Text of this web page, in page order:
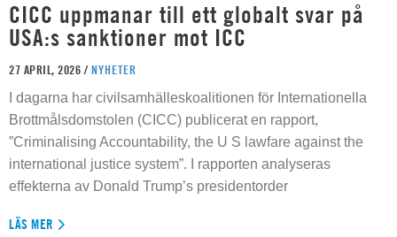
CICC uppmanar till ett globalt svar på
USA:s sanktioner mot ICC
27 APRIL, 2026 / NYHETER
I dagarna har civilsamhälleskoalitionen för Internationella
Brottmålsdomstolen (CICC) publicerat en rapport,
”Criminalising Accountability, the U S lawfare against the
international justice system”. I rapporten analyseras
effekterna av Donald Trump’s presidentorder
LÄS MER